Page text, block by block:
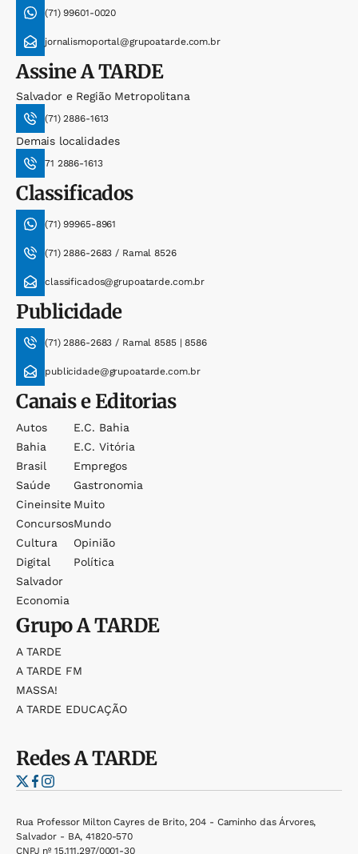
(71) 99601-0020
jornalismoportal@grupoatarde.com.br
AssineA TARDE
Salvador e Região Metropolitana
(71) 2886-1613
Demais localidades
71 2886-1613
Classificados
(71) 99965-8961
(71) 2886-2683 / Ramal 8526
classificados@grupoatarde.com.br
Publicidade
(71) 2886-2683 / Ramal 8585 | 8586
publicidade@grupoatarde.com.br
Canais e Editorias
Autos
Bahia
Brasil
Saúde
Cineinsite
Concursos
Cultura
Digital
Salvador
Economia
E.c. Bahia
E.c. Vitória
Empregos
Gastronomia
Muito
Mundo
Opinião
Política
GrupoA TARDE
A TARDE
A TARDE FM
MASSA!
A TARDE EDUCAÇÃO
RedesA TARDE
Rua Professor Milton Cayres de Brito, 204 - Caminho das Árvores,
Salvador - BA, 41820-570
CNPJ nº 15.111.297/0001-30